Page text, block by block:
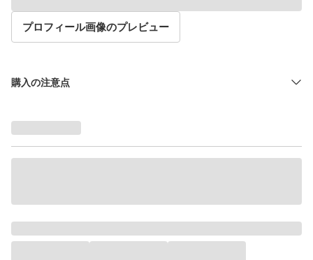
プロフィール画像のプレビュー
購入の注意点